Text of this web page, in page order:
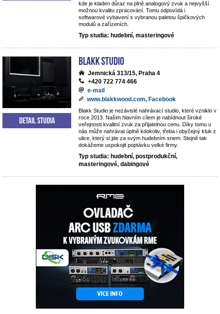
kde je kladen důraz na plně analogový zvuk a nejvyšší
možnou kvalitu zpracování. Tomu odpovídá i
softwarové vybavení s vybranou paletou špičkových
modulů a zařízeních.
Typ studia: hudební, masteringové
Blakk Studio
Jemnická 313/15, Praha 4
+420 722 774 466
e-mail
www.blakkwood.com, Facebook
Blakk Studio je nezávislé nahrávací studio, které vzniklo v
roce 2013. Našim hlavním cílem je nabídnout široké
veřejnosti kvalitní zvuk za přijatelnou cenu. Díky tomu u
nás může nahrávat úplně kdokoliv, třeba i obyčejný kluk z
ulice, který si jde za svým hudebním snem. Stejně tak
dokážeme uspokojit poptávku velké firmy.
Typ studia: hudební, postprodukční,
masteringové, dabingové
Detail studia